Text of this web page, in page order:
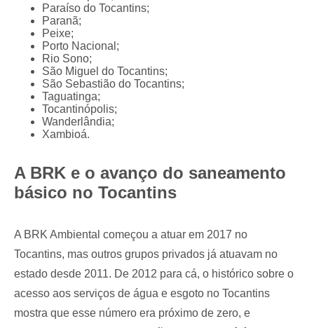
Paraíso do Tocantins;
Paranã;
Peixe;
Porto Nacional;
Rio Sono;
São Miguel do Tocantins;
São Sebastião do Tocantins;
Taguatinga;
Tocantinópolis;
Wanderlândia;
Xambioá.
A BRK e o avanço do saneamento
básico no Tocantins
A BRK Ambiental começou a atuar em 2017 no
Tocantins, mas outros grupos privados já atuavam no
estado desde 2011. De 2012 para cá, o histórico sobre o
acesso aos serviços de água e esgoto no Tocantins
mostra que esse número era próximo de zero, e